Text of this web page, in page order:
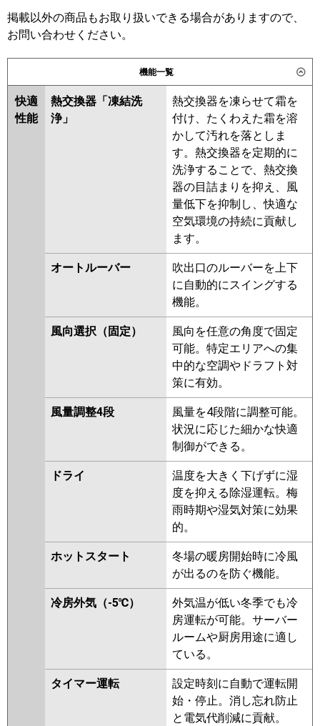
日立 RPV-GP112RHNP3
三菱重工 FDFV1126HP5SB
パナソニック PA-P112B7HDC PA-
P112B7HDNC
東芝 RFSB11234BU RFHB11231BU
RFHB11231B RFSB11233B
ALHB11254B
AFHB11264B AFHB11264B-R
ALEB11257B ALSB11257B
AFEB11267B AFSB11267B
PSZX-HRMP112K5 PSZX-
ERMP112K5 PSZX-HRMP112K4
PSZX-ERMP112K4 PSZX-
HRMP112K3 PSZX-ERMP112K3
PSZX-HRMP112K2 PSZX-
ERMP112K2
PSZX-HRMP112KZ
PSZX-ERMP112KZ
PSZX-
HRMP112KY PSZX-ERMP112KY
PSZX-HRMP112KV
ERMP112KW PSZX-ERMP112KV
PSZX-ERMP112KR
RPV-GP112RHNP2 RPV-
GP112RSHP5 RPV-GP112RHNP1
RPV-GP112RSHP4 RPV-
GP112RSHP3 RPV-GP112RHNP
RPV-GP112RSHP2 RPV-
AP112HNP5 RPV-AP112HNP5-
kobe RPV-GP112RSHP1
FDFV1125HPA5SB
FDFK1125HP5SA
FDFV1125HPA5SA
FDFK1125HP5S
FDFV1125HPA5S
パナソニック PA-P112B7KDB PA-P112B7KDNB
PA-P112B7HDB PA-P112B7HDNB
PA-P112B7KD PA-P112B7KDN
PA-P112B7HD PA-P112B7HDN
PA-P112B6KDB PA-P112B6KDNB
PA-P112B6CDB PA-P112B6CDNB
PA-P112B6HDB PA-P112B6HDNB
PA-P112B6HDA PA-
掲載以外の商品もお取り扱いできる場合がありますので、
お問い合わせください。
機能一覧
快適
性能
熱交換器「凍結洗
浄」
熱交換器を凍らせて霜を
付け、たくわえた霜を溶
かして汚れを落としま
す。熱交換器を定期的に
洗浄することで、熱交換
器の目詰まりを抑え、風
量低下を抑制し、快適な
空気環境の持続に貢献し
ます。
オートルーバー
吹出口のルーバーを上下
に自動的にスイングする
機能。
風向選択（固定）
風向を任意の角度で固定
可能。特定エリアへの集
中的な空調やドラフト対
策に有効。
風量調整4段
風量を4段階に調整可能。
状況に応じた細かな快適
制御ができる。
ドライ
温度を大きく下げずに湿
度を抑える除湿運転。梅
雨時期や湿気対策に効果
的。
ホットスタート
冬場の暖房開始時に冷風
が出るのを防ぐ機能。
冷房外気（-5℃）
外気温が低い冬季でも冷
房運転が可能。サーバー
ルームや厨房用途に適し
ている。
タイマー運転
設定時刻に自動で運転開
始・停止。消し忘れ防止
と電気代削減に貢献。